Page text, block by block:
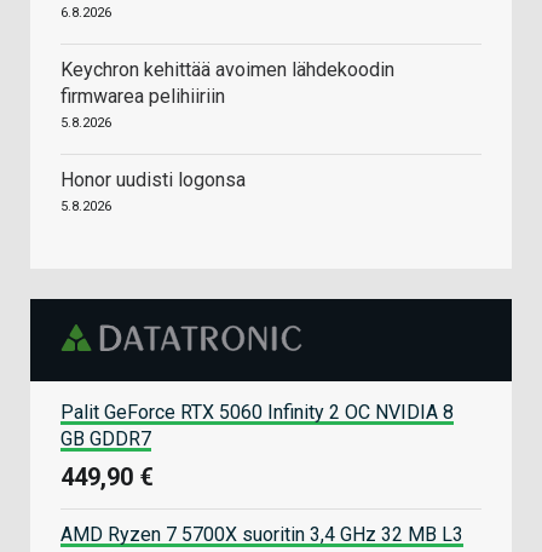
6.8.2026
Keychron kehittää avoimen lähdekoodin
firmwarea pelihiiriin
5.8.2026
Honor uudisti logonsa
5.8.2026
Palit GeForce RTX 5060 Infinity 2 OC NVIDIA 8
GB GDDR7
449,90 €
AMD Ryzen 7 5700X suoritin 3,4 GHz 32 MB L3